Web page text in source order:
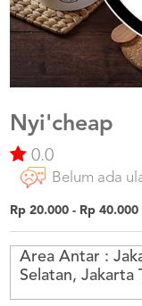
US
CATERERS
TERMS
CONDITIONS
CALL
CENTER
021
5091
3494
Nyi'cheap
0.0
Belum ada
Rp 20.000 - Rp 40.000
Area Antar :
Selatan, Jakarta